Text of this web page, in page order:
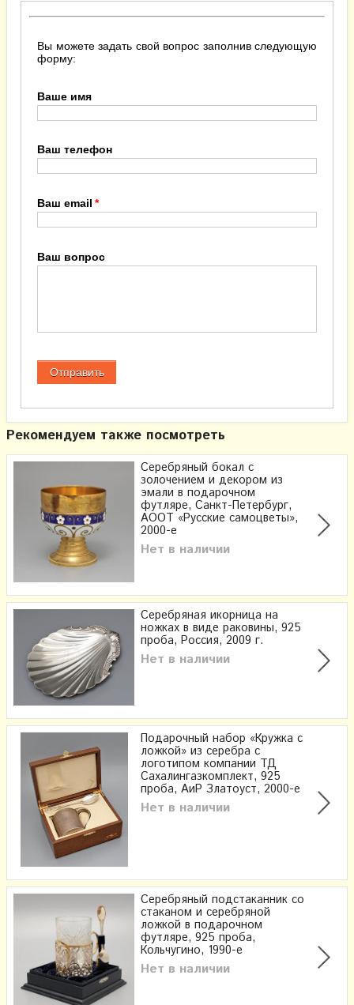
Вы можете задать свой вопрос заполнив следующую
форму:
Ваше имя
Ваш телефон
Ваш email
Ваш вопрос
Рекомендуем также посмотреть
Серебряный бокал с
золочением и декором из
эмали в подарочном
футляре, Санкт-Петербург,
АООТ «Русские самоцветы»​,
2000-е
Нет в наличии
Серебряная икорница на
ножках в виде раковины, 925
проба, Россия, 2009 г.
Нет в наличии
Подарочный набор «Кружка с
ложкой» из серебра с
логотипом компании ТД
Сахалингазкомплект, 925
проба, АиР Златоуст, 2000-е
Нет в наличии
Серебряный подстаканник со
стаканом и серебряной
ложкой в подарочном
футляре, 925 проба,
Кольчугино, 1990-е
Нет в наличии